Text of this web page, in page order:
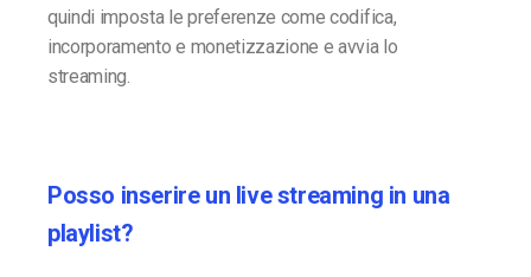
quindi imposta le preferenze come codifica,
incorporamento e monetizzazione e avvia lo
streaming.
Posso inserire un live streaming in una
playlist?